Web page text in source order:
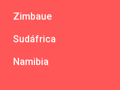
Zimbaue
Sudáfrica
Namibia